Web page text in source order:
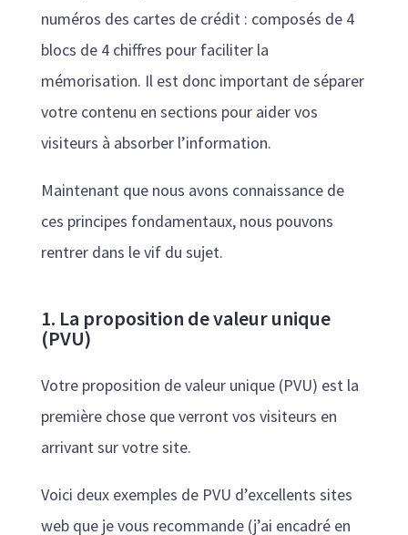
numéros des cartes de crédit : composés de 4
blocs de 4 chiffres pour faciliter la
mémorisation. Il est donc important de séparer
votre contenu en sections pour aider vos
visiteurs à absorber l’information.
Maintenant que nous avons connaissance de
ces principes fondamentaux, nous pouvons
rentrer dans le vif du sujet.
1. La proposition de valeur unique
(PVU)
Votre proposition de valeur unique (PVU) est la
première chose que verront vos visiteurs en
arrivant sur votre site.
Voici deux exemples de PVU d’excellents sites
web que je vous recommande (j’ai encadré en